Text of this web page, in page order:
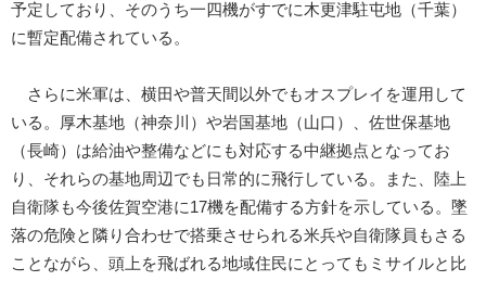
予定しており、そのうち一四機がすでに木更津駐屯地（千葉）
に暫定配備されている。
さらに米軍は、横田や普天間以外でもオスプレイを運用して
いる。厚木基地（神奈川）や岩国基地（山口）、佐世保基地
（長崎）は給油や整備などにも対応する中継拠点となってお
り、それらの基地周辺でも日常的に飛行している。また、陸上
自衛隊も今後佐賀空港に17機を配備する方針を示している。墜
落の危険と隣り合わせで搭乗させられる米兵や自衛隊員もさる
ことながら、頭上を飛ばれる地域住民にとってもミサイルと比